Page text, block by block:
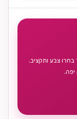
צבע ותקציב.
יפה.